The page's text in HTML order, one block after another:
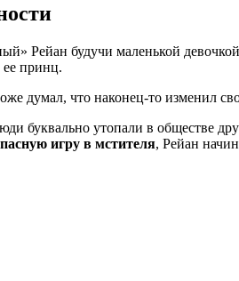
Рейан будучи маленькой
ее принц.
думал, что наконец-то изменил
буквально утопали в обществе
игру в мстителя, Рейан